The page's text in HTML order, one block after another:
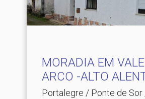
MORADIA EM
ARCO -ALTO
Portalegre / Ponte de Sor